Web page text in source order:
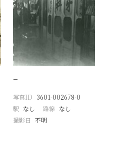
−
写真ID 3601-002678-0
駅 なし 路線 なし
撮影日 不明